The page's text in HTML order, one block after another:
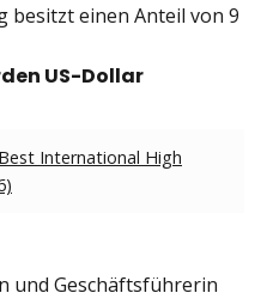
besitzt einen Anteil von 9
US-Dollar
International High
und Geschäftsführerin